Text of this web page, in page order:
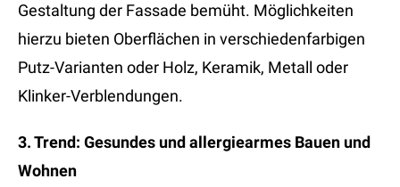
Gestaltung der Fassade bemüht. Möglichkeiten
hierzu bieten Oberflächen in verschiedenfarbigen
Putz-Varianten oder Holz, Keramik, Metall oder
Klinker-Verblendungen.
3. Trend: Gesundes und allergiearmes Bauen und
Wohnen